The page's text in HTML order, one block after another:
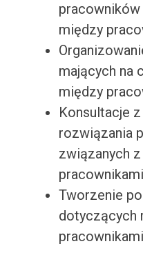
między
mających na
między
Konsultacje
rozwiązania
związanych
pracownikami
Tworzenie
dotyczących